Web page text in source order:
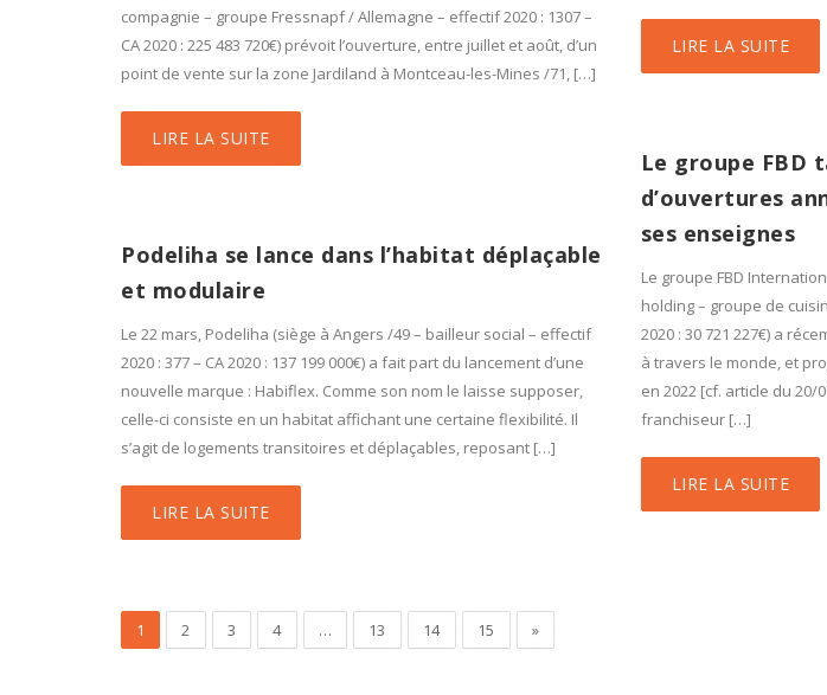
LIRE LA SUITE
compagnie – groupe Fressnapf / Allemagne – effectif 2020 : 1307 –
CA 2020 : 225 483 720€) prévoit l’ouverture, entre juillet et août, d’un
point de vente sur la zone Jardiland à Montceau-les-Mines /71, […]
LIRE LA SUITE
Le groupe FBD
d’ouvertures
ses enseignes
Le groupe FBD
holding – groupe de
2020 : 30 721 227€) a
à travers le monde, et
en 2022 [cf. article du 20/
franchiseur […]
LIRE LA SUITE
Podeliha se lance dans l’habitat déplaçable
et modulaire
Le 22 mars, Podeliha (siège à Angers /49 – bailleur social – effectif
2020 : 377 – CA 2020 : 137 199 000€) a fait part du lancement d’une
nouvelle marque : Habiflex. Comme son nom le laisse supposer,
celle-ci consiste en un habitat affichant une certaine flexibilité. Il
s’agit de logements transitoires et déplaçables, reposant […]
LIRE LA SUITE
1 2 3 4 … 13 14 15 »